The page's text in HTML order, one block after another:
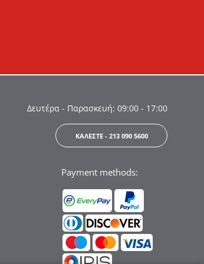
Δευτέρα - Παρασκευή: 09:00 - 17:00
ΚΑΛΕΣΤΕ - 213 090 5600
Payment methods: